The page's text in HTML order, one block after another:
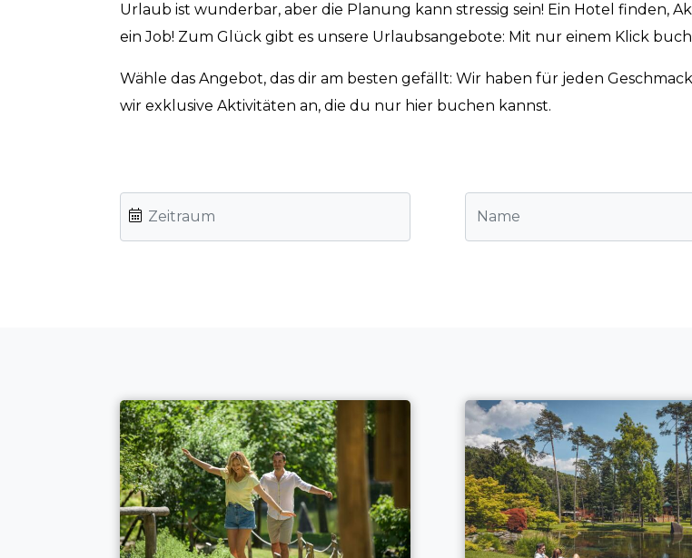
Urlaub ist wunderbar, aber die Planung kann stressig sein! Ein Hotel finden,
ein Job! Zum Glück gibt es unsere Urlaubsangebote: Mit nur einem Klick
Wähle das Angebot, das dir am besten gefällt: Wir haben für jeden
wir exklusive Aktivitäten an, die du nur hier buchen kannst.